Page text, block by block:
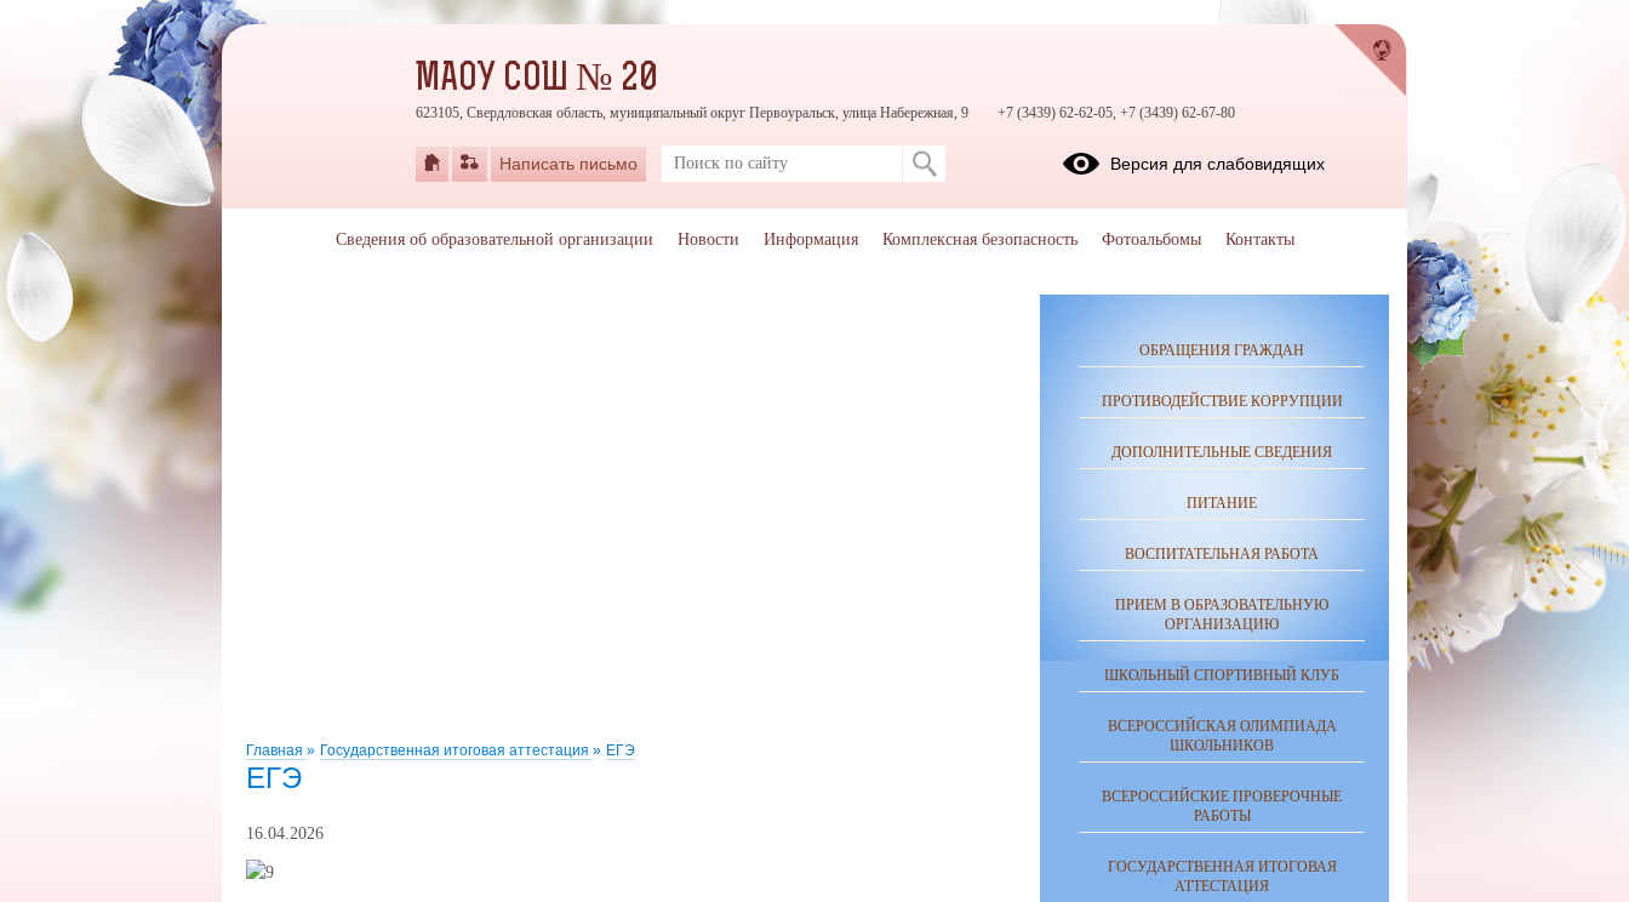
Главная » Государственная итоговая аттестация » ЕГЭ
ЕГЭ
16.04.2026
ОБРАЩЕНИЯ ГРАЖДАН
ПРОТИВОДЕЙСТВИЕ КОРРУПЦИИ
ДОПОЛНИТЕЛЬНЫЕ СВЕДЕНИЯ
ПИТАНИЕ
ВОСПИТАТЕЛЬНАЯ РАБОТА
ПРИЕМ В ОБРАЗОВАТЕЛЬНУЮ
ОРГАНИЗАЦИЮ
ШКОЛЬНЫЙ СПОРТИВНЫЙ КЛУБ
ВСЕРОССИЙСКАЯ ОЛИМПИАДА
ШКОЛЬНИКОВ
ВСЕРОССИЙСКИЕ ПРОВЕРОЧНЫЕ
РАБОТЫ
ГОСУДАРСТВЕННАЯ ИТОГОВАЯ
АТТЕСТАЦИЯ
МАОУ СОШ № 20
623105, Свердловская область, муниципальный округ Первоуральск, улица Набережная, 9 +7 (3439) 62-62-05, +7 (3439) 62-67-80
Написать письмо Версия для слабовидящих
Сведения об образовательной организации Новости Информация Комплексная безопасность Фотоальбомы Контакты